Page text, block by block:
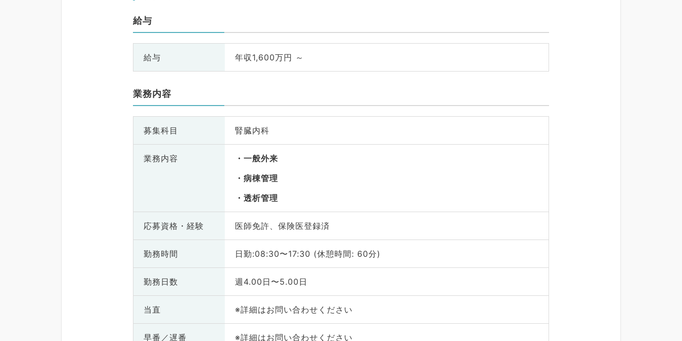
給与
給与 年収1,600万円 ～
業務内容
募集科目 腎臓内科
業務内容
一般外来
病棟管理
透析管理
応募資格・ 経験 医師免許、保険医登録済
勤務時間 日勤:08:30〜17:30 (休憩時間: 60分)
勤務日数 週4.00日〜5.00日
当直 ※詳細はお問い合わせください
早番／遅番 ※詳細はお問い合わせください